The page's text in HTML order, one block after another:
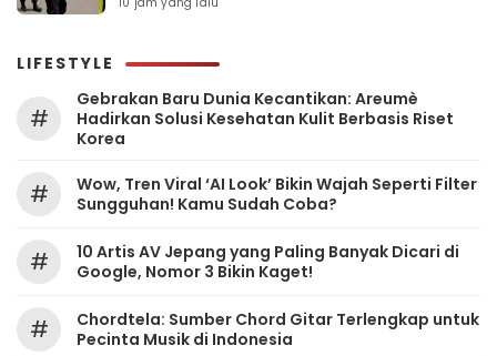
LIFESTYLE
#
Gebrakan Baru Dunia Kecantikan: Areumè
Hadirkan Solusi Kesehatan Kulit Berbasis Riset
Korea
#
Wow, Tren Viral ‘AI Look’ Bikin Wajah Seperti Filter
Sungguhan! Kamu Sudah Coba?
#
10 Artis AV Jepang yang Paling Banyak Dicari di
Google, Nomor 3 Bikin Kaget!
#
Chordtela: Sumber Chord Gitar Terlengkap untuk
Pecinta Musik di Indonesia